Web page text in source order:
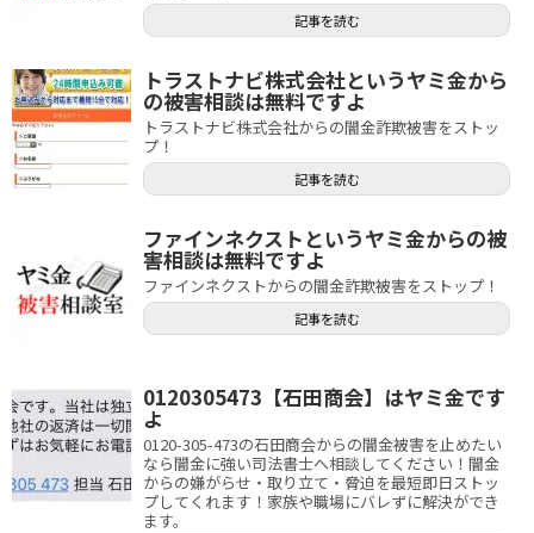
記事を読む
トラストナビ株式会社というヤミ金から
の被害相談は無料ですよ
トラストナビ株式会社からの闇金詐欺被害をストッ
プ！
記事を読む
ファインネクストというヤミ金からの被
害相談は無料ですよ
ファインネクストからの闇金詐欺被害をストップ！
記事を読む
0120305473【石田商会】はヤミ金です
よ
0120-305-473の石田商会からの闇金被害を止めたい
なら闇金に強い司法書士へ相談してください！闇金
からの嫌がらせ・取り立て・脅迫を最短即日ストッ
プしてくれます！家族や職場にバレずに解決ができ
ます。